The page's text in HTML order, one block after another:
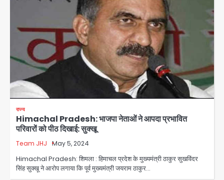
राज्य
Himachal Pradesh: भाजपा नेताओं ने आपदा प्रभावित
परिवारों को पीठ दिखाई: सुक्खू
Team JHJ May 5, 2024
Himachal Pradesh: शिमला : हिमाचल प्रदेश के मुख्यमंत्री ठाकुर सुखविंदर
सिंह सुक्खू ने आरोप लगाया कि पूर्व मुख्यमंत्री जयराम ठाकुर…
एंटी-बर्गलरी सेल की बड़ी कामयाबी, चोरी के
माल की खरीद-फरोख्त करने वाले गिरोह का
सरकारी भर्ती परीक्षाओं में नकल कराने वाले
समेत 7 गिरफ्तार
Team JHJ